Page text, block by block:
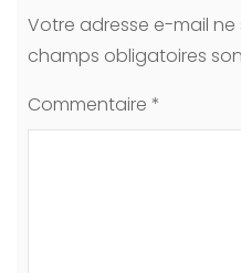
Votre adresse e-mail ne
champs obligatoires
Commentaire *